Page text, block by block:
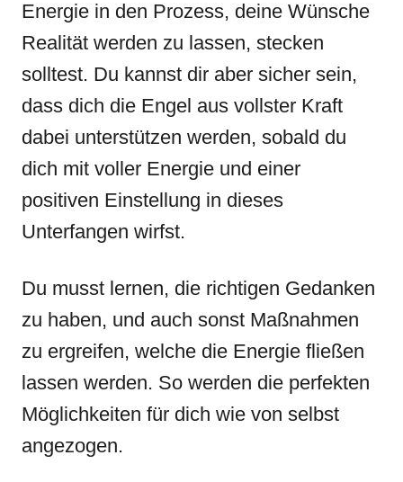
Energie in den Prozess, deine Wünsche
Realität werden zu lassen, stecken
solltest. Du kannst dir aber sicher sein,
dass dich die Engel aus vollster Kraft
dabei unterstützen werden, sobald du
dich mit voller Energie und einer
positiven Einstellung in dieses
Unterfangen wirfst.
Du musst lernen, die richtigen Gedanken
zu haben, und auch sonst Maßnahmen
zu ergreifen, welche die Energie fließen
lassen werden. So werden die perfekten
Möglichkeiten für dich wie von selbst
angezogen.